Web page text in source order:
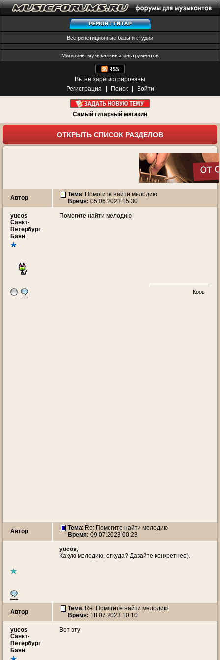
Все репетиционные базы и студии
Магазины музыкальных инструментов
Вы не зарегистрированы
Регистрация
Поиск Войти
Самый гитарный магазин
ОТКРЫТЬ СПИСОК РАЗДЕЛОВ
Автор Тема: Помогите найти мелодию
Время: 05.06.2023 15:30
yucos
Санкт-
Петербург
Баян
Помогите найти мелодию
Коов
Автор Тема: Re: Помогите найти мелодию
Время: 09.07.2023 00:23
yucos,
Какую мелодию, откуда? Давайте конкретнее).
Автор Тема: Re: Помогите найти мелодию
Время: 18.07.2023 10:10
yucos
Санкт-
Петербург
Баян
Вот эту